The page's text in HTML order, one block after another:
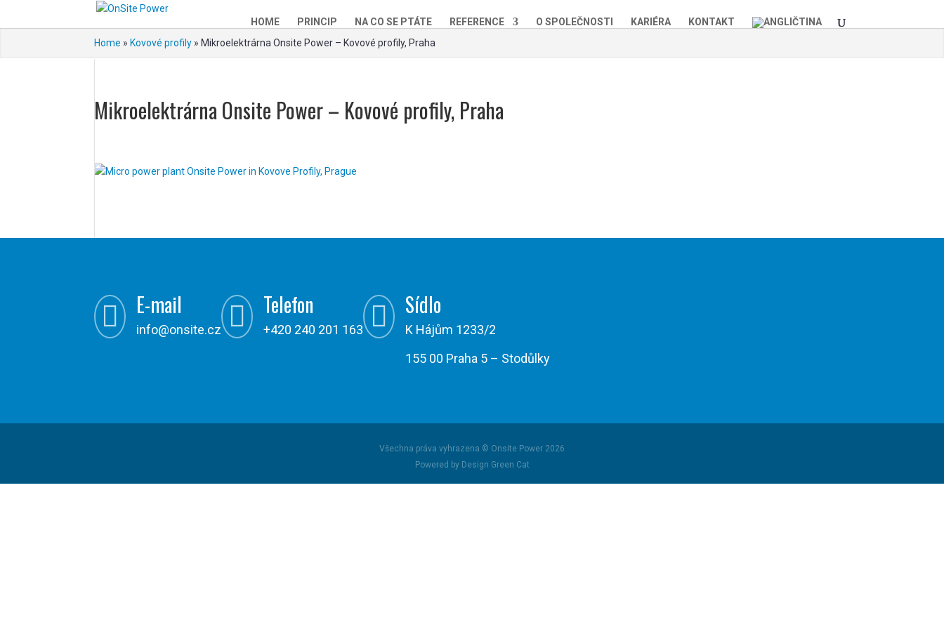
HOME PRINCIP NA CO SE PTÁTE REFERENCE O SPOLEČNOSTI KARIÉRA
KONTAKT
Home » Kovové profily » Mikroelektrárna Onsite Power – Kovové profily, Praha
Mikroelektrárna Onsite Power – Kovové profily, Praha
 E-mail
info@onsite.cz  Telefon
+420 240 201 163  Sídlo
K Hájům 1233/2
155 00 Praha 5 – Stodůlky
Všechna práva vyhrazena © Onsite Power 2026
Powered by Design Green Cat